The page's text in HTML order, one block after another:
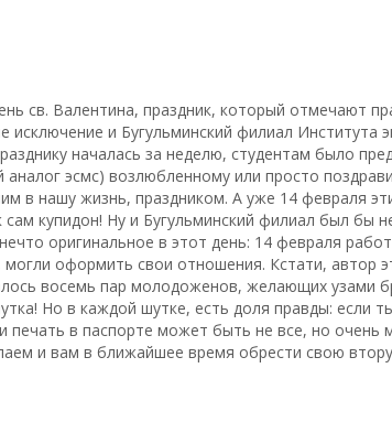
св. Валентина, праздник, который отмечают
исключение и Бугульминский филиал Института
началась за неделю, студентам было
аналог эсмс) возлюбленному или просто
в нашу жизнь, праздником. А уже 14 февраля
сам купидон! Ну и Бугульминский филиал был бы
оригинальное в этот день: 14 февраля
могли оформить свои отношения. Кстати, автор
восемь пар молодоженов, желающих узами
Но в каждой шутке, есть доля правды: если
печать в паспорте может быть не все, но очень
и вам в ближайшее время обрести свою